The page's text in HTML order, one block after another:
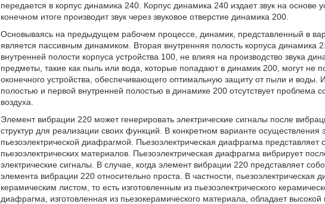
передается в корпус динамика 240. Корпус динамика 240 издает звук на основе
конечном итоге производит звук через звуковое отверстие динамика 200.
Основываясь на предыдущем рабочем процессе, динамик, представленный в
является пассивным динамиком. Вторая внутренняя полость корпуса динамика
внутренней полости корпуса устройства 100, не влияя на производство звука
предметы, такие как пыль или вода, которые попадают в динамик 200, могут не
оконечного устройства, обеспечивающего оптимальную защиту от пыли и воды.
полостью и первой внутренней полостью в динамике 200 отсутствует проблема
воздуха.
Элемент вибрации 220 может генерировать электрические сигналы после
структур для реализации своих функций. В конкретном варианте
пьезоэлектрической диафрагмой. Пьезоэлектрическая диафрагма представляет
пьезоэлектрических материалов. Пьезоэлектрическая диафрагма вибрирует
электрические сигналы. В случае, когда элемент вибрации 220 представляет
элемента вибрации 220 относительно проста. В частности, пьезоэлектрическая
керамическим листом, то есть изготовленным из пьезоэлектрического
диафрагма, изготовленная из пьезокерамического материала, обладает